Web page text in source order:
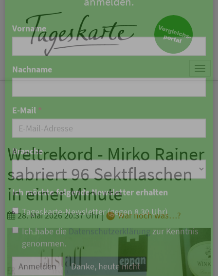
Weltrekord - Mirko Rainer
sabriert 96 Sektflaschen
in einer Minute
28. Mai 2026 20:37 Uhr| War noch was…?
Keine Nachricht mehr
verpassen!
Vorname
Nachname
E-Mail*
Branche
Ich möchte folgende Newsletter erhalten